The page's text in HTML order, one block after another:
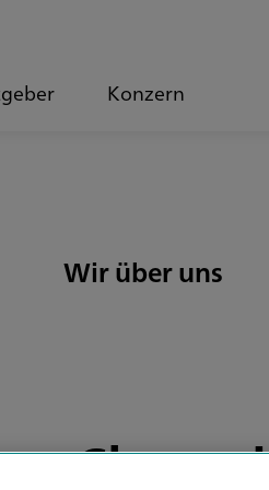
Konzern
Wir über uns